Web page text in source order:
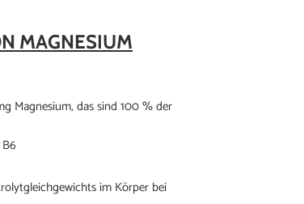
MAGNESIUM
Magnesium, das sind 100 % der
im Körper bei